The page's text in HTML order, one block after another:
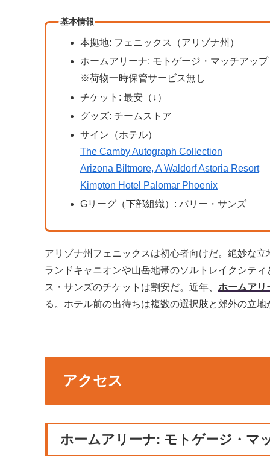
基本情報
本拠地: フェニックス（アリゾナ州）
ホームアリーナ: モトゲージ・マッチアッ
※荷物一時保管サービス無し
チケット: 最安（↓）
グッズ: チームストア
サイン（ホテル）
The Camby Autograph Collection
Arizona Biltmore, A Waldorf Astoria Resort
Kimpton Hotel Palomar Phoenix
Gリーグ（下部組織）: バリー・サンズ
アリゾナ州フェニックスは初心者向けだ。絶妙な
ランドキャニオンや山岳地帯のソルトレイクシテ
ス・サンズのチケットは割安だ。近年、​ ホームアリ
る。ホテル前の出待ちは複数の選択肢と郊外の立地
アクセス
ホームアリーナ: モトゲージ・マ